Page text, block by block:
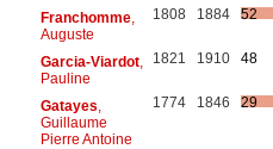
Franchomme,
Auguste
1808 1884 52
Garcia-Viardot,
Pauline
1821 1910 48
Gatayes
Guillaume
Pierre Antoine
1774 1846 29